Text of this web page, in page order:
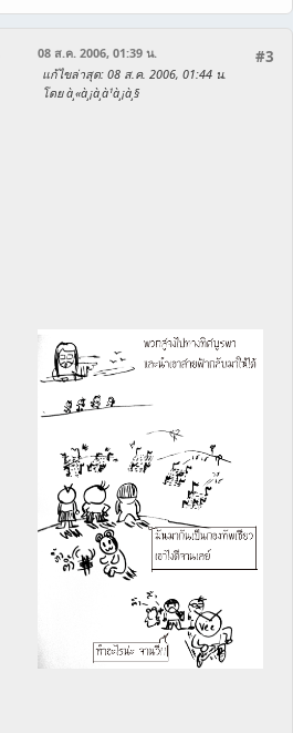
#3
08 ส.ค. 2006, 01:39 น.
แก้ไขล่าสุด: 08 ส.ค. 2006, 01:44 น.
โดย à¸«à¸¡à¸­à¹à¸¡à¸§